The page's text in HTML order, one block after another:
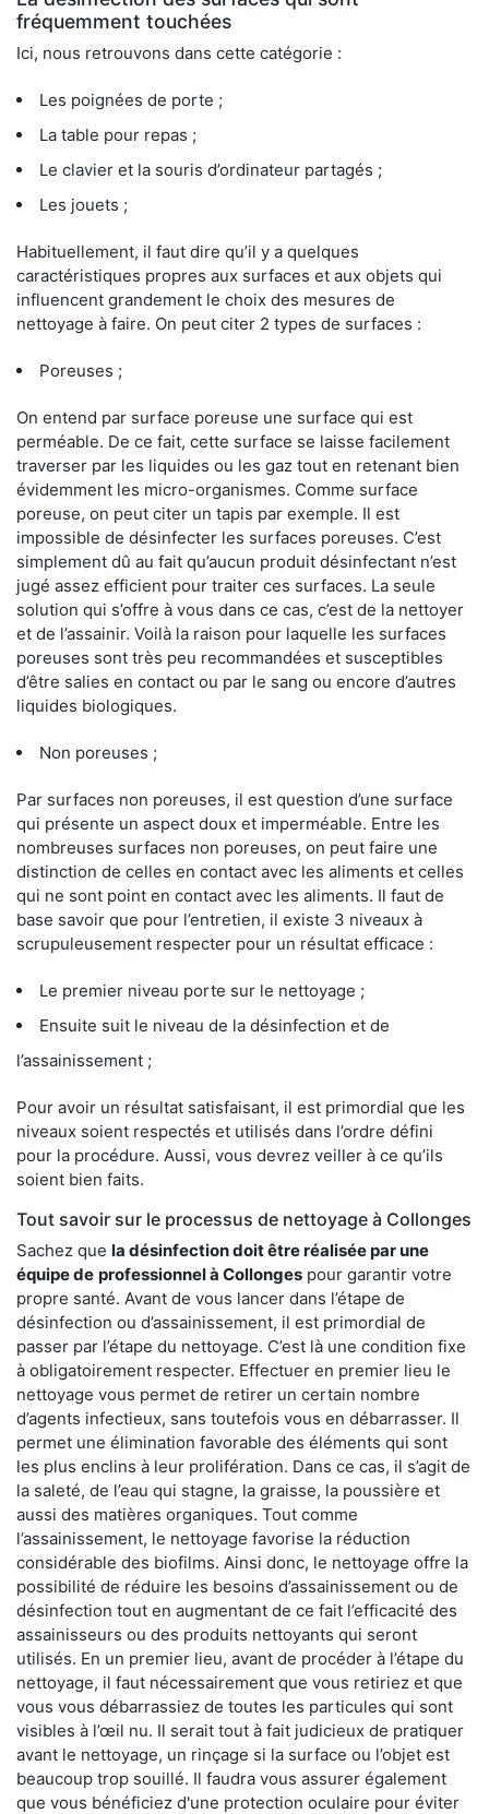
fréquemment touchées
Ici, nous retrouvons dans cette catégorie :
Les poignées de porte ;
La table pour repas ;
Le clavier et la souris d’ordinateur partagés ;
Les jouets ;
Habituellement, il faut dire qu’il y a quelques
caractéristiques propres aux surfaces et aux objets qui
influencent grandement le choix des mesures de
nettoyage à faire. On peut citer 2 types de surfaces :
Poreuses ;
On entend par surface poreuse une surface qui est
perméable. De ce fait, cette surface se laisse facilement
traverser par les liquides ou les gaz tout en retenant bien
évidemment les micro-organismes. Comme surface
poreuse, on peut citer un tapis par exemple. Il est
impossible de désinfecter les surfaces poreuses. C’est
simplement dû au fait qu’aucun produit désinfectant n’est
jugé assez efficient pour traiter ces surfaces. La seule
solution qui s’offre à vous dans ce cas, c’est de la nettoyer
et de l’assainir. Voilà la raison pour laquelle les surfaces
poreuses sont très peu recommandées et susceptibles
d’être salies en contact ou par le sang ou encore d’autres
liquides biologiques.
Non poreuses ;
Par surfaces non poreuses, il est question d’une surface
qui présente un aspect doux et imperméable. Entre les
nombreuses surfaces non poreuses, on peut faire une
distinction de celles en contact avec les aliments et celles
qui ne sont point en contact avec les aliments. Il faut de
base savoir que pour l’entretien, il existe 3 niveaux à
scrupuleusement respecter pour un résultat efficace :
Le premier niveau porte sur le nettoyage ;
Ensuite suit le niveau de la désinfection et de
l’assainissement ;
Pour avoir un résultat satisfaisant, il est primordial que les
niveaux soient respectés et utilisés dans l’ordre défini
pour la procédure. Aussi, vous devrez veiller à ce qu’ils
soient bien faits.
Tout savoir sur le processus de nettoyage à Collonges
Sachez que la désinfection doit être réalisée par une
équipe de professionnel à Collonges pour garantir votre
propre santé. Avant de vous lancer dans l’étape de
désinfection ou d’assainissement, il est primordial de
passer par l’étape du nettoyage. C’est là une condition fixe
à obligatoirement respecter. Effectuer en premier lieu le
nettoyage vous permet de retirer un certain nombre
d’agents infectieux, sans toutefois vous en débarrasser. Il
permet une élimination favorable des éléments qui sont
les plus enclins à leur prolifération. Dans ce cas, il s’agit de
la saleté, de l’eau qui stagne, la graisse, la poussière et
aussi des matières organiques. Tout comme
l’assainissement, le nettoyage favorise la réduction
considérable des biofilms. Ainsi donc, le nettoyage offre la
possibilité de réduire les besoins d’assainissement ou de
désinfection tout en augmentant de ce fait l’efficacité des
assainisseurs ou des produits nettoyants qui seront
utilisés. En un premier lieu, avant de procéder à l’étape du
nettoyage, il faut nécessairement que vous retiriez et que
vous vous débarrassiez de toutes les particules qui sont
visibles à l’œil nu. Il serait tout à fait judicieux de pratiquer
avant le nettoyage, un rinçage si la surface ou l’objet est
beaucoup trop souillé. Il faudra vous assurer également
que vous bénéficiez d'une protection oculaire pour éviter